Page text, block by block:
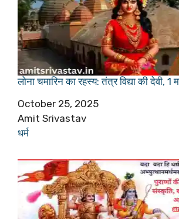
लोना चमारिन का रहस्य: तंत्र विद्या की देवी, 1
Date
October 25, 2025
Author
Amit Srivastav
In relation to
धर्म